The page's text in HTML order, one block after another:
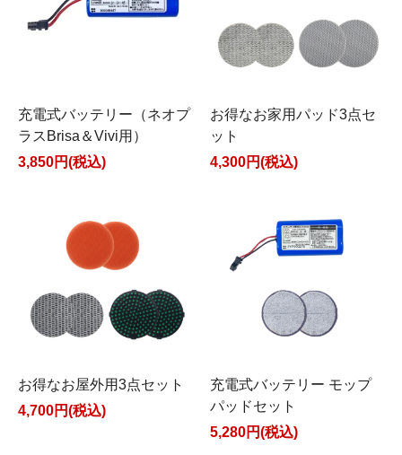
充電式バッテリー（ネオプ
ラスBrisa＆Vivi用）
3,850円(税込)
お得なお家用パッド3点セ
ット
4,300円(税込)
お得なお屋外用3点セット
4,700円(税込)
充電式バッテリー モップ
パッドセット
5,280円(税込)